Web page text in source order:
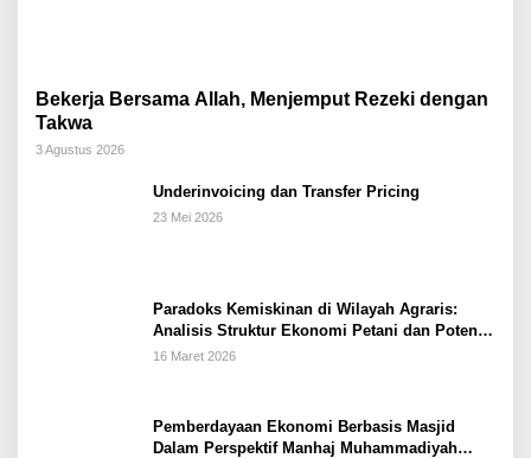
Bekerja Bersama Allah, Menjemput Rezeki dengan
Takwa
3 Agustus 2026
Underinvoicing dan Transfer Pricing
23 Mei 2026
Paradoks Kemiskinan di Wilayah Agraris:
Analisis Struktur Ekonomi Petani dan Potensi
Pemberdayaan Berbasis Masjid di Kabupaten
16 Maret 2026
Pemberdayaan Ekonomi Berbasis Masjid
Dalam Perspektif Manhaj Muhammadiyah